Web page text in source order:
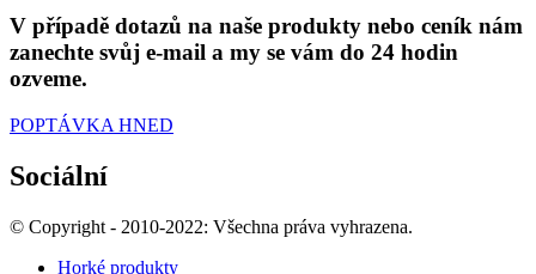
V případě dotazů na naše produkty nebo ceník nám
zanechte svůj e-mail a my se vám do 24 hodin
ozveme.
POPTÁVKA HNED
Sociální
© Copyright - 2010-2022: Všechna práva vyhrazena.
Horké produkty